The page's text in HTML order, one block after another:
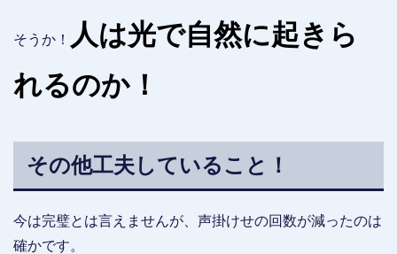
そうか！
人は光で自然に起きら
れるのか！
その他工夫していること！
今は完璧とは言えませんが、声掛けせの回数が減ったのは
確かです。